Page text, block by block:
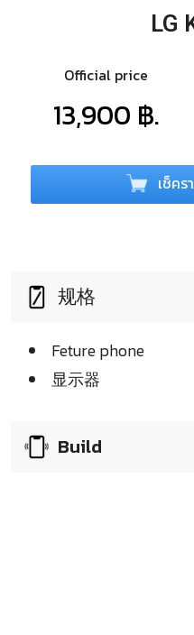
LG
Official price
13,900 ฿.
เช็คร
规格
Feture phone
显示器
Build